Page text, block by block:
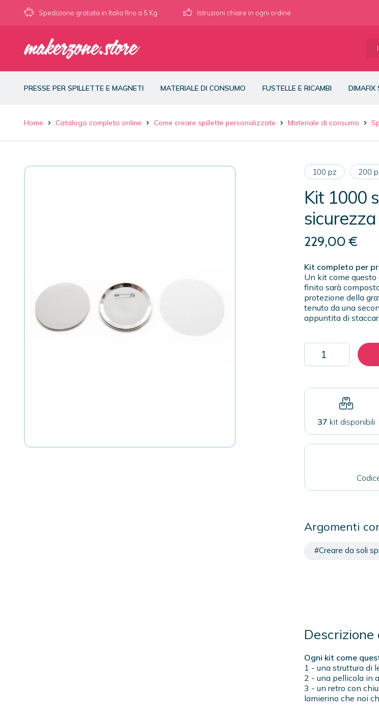
Spedizione gratuita in Italia fino a 5 Kg Istruzioni chiare in ogni ordine
PRESSE PER SPILLETTE E MAGNETI MATERIALE DI CONSUMO FUSTELLE E RICAMBI DIMAFIX
Home Catalogo completo online Come creare spillette personalizzate Materiale di consumo
100 pz 200
Kit 1000
sicurezza
229,00€
Kit completo per
Un kit come
finito sarà
protezione della
tenuto da una
appuntita di
Kit
spillette
con
sicurezza
quantità
37 kit disponibili
Argomenti
#Creare da soli
Ogni kit come
1 - una struttura di
2 - una pellicola in
3 - un retro con
lamierino che noi